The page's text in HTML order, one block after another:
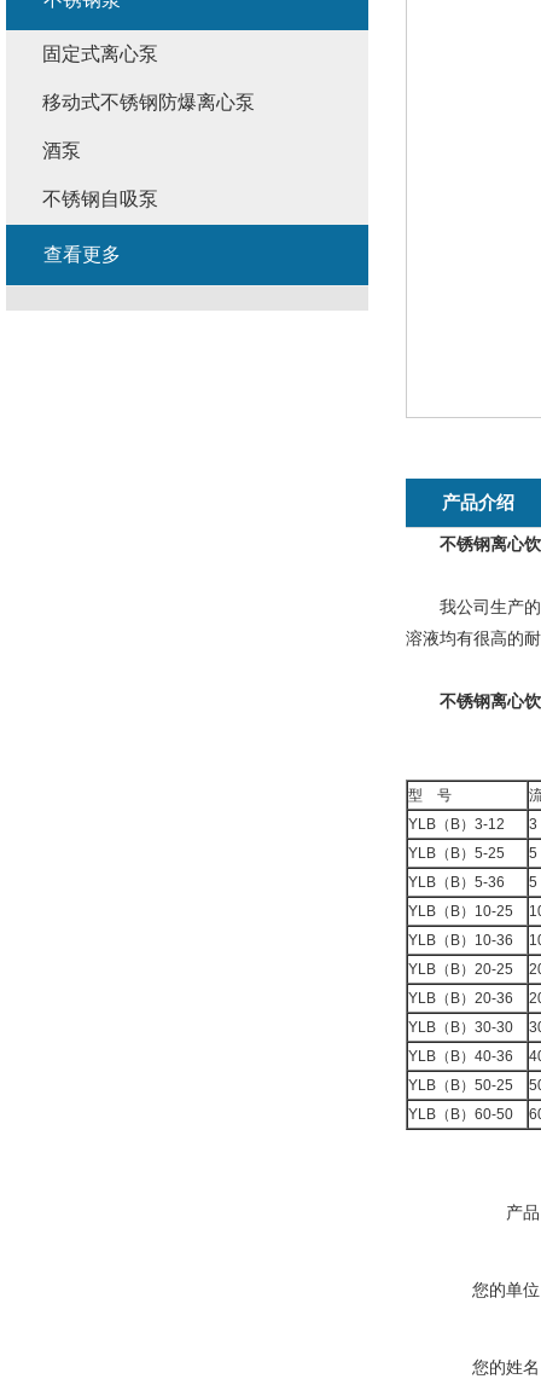
产品介绍
不锈钢离心
我公司生产的
溶液均有很高的
不锈钢离心
型 号
YLB（B）3-12
3
YLB（B）5-25
5
YLB（B）5-36
5
YLB（B）10-25
YLB（B）10-36
YLB（B）20-25
YLB（B）20-36
YLB（B）30-30
YLB（B）40-36
YLB（B）50-25
YLB（B）60-50
产
您的单
您的姓
固定式离心泵
移动式不锈钢防爆离心泵
酒泵
不锈钢自吸泵
查看更多